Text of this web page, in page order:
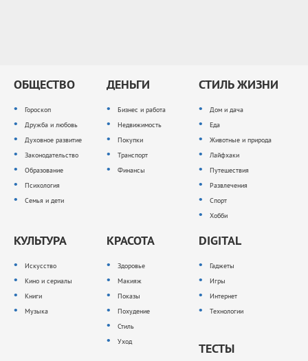
ОБЩЕСТВО
Гороскоп
Дружба и любовь
Духовное развитие
Законодательство
Образование
Психология
Семья и дети
ДЕНЬГИ
Бизнес и работа
Недвижимость
Покупки
Транспорт
Финансы
СТИЛЬ ЖИЗНИ
Дом и дача
Еда
Животные и природа
Лайфхаки
Путешествия
Развлечения
Спорт
Хобби
КУЛЬТУРА
Искусство
Кино и сериалы
Книги
Музыка
КРАСОТА
Здоровье
Макияж
Показы
Похудение
Стиль
Уход
DIGITAL
Гаджеты
Игры
Интернет
Технологии
ТЕСТЫ